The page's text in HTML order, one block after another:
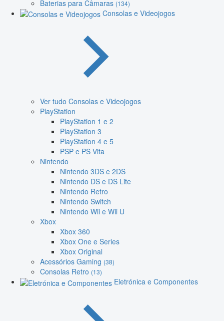
Baterias para Câmaras (134)
Consolas e Videojogos
Ver tudo Consolas e Videojogos
PlayStation
PlayStation 1 e 2
PlayStation 3
PlayStation 4 e 5
PSP e PS Vita
Nintendo
Nintendo 3DS e 2DS
Nintendo DS e DS Lite
Nintendo Retro
Nintendo Switch
Nintendo Wii e Wii U
Xbox
Xbox 360
Xbox One e Series
Xbox Original
Acessórios Gaming (38)
Consolas Retro (13)
Eletrónica e Componentes